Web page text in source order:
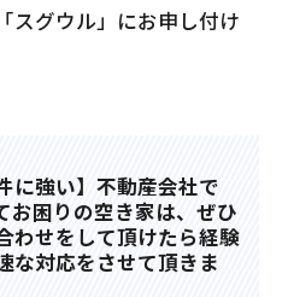
スグウル」にお申し付け
に強い】不動産会社で
お困りの空き家は、ぜひ
わせをして頂けたら経験
な対応をさせて頂きま